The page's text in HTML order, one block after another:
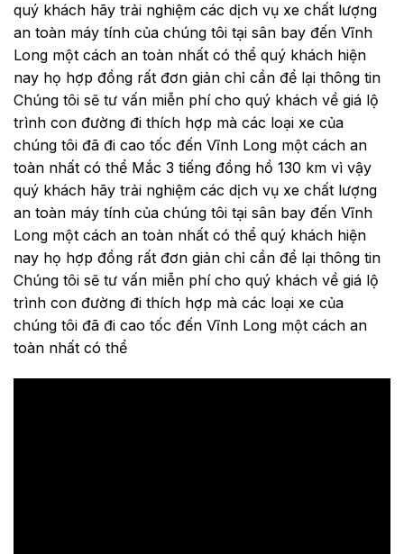
quý khách hãy trải nghiệm các dịch vụ xe chất lượng
an toàn máy tính của chúng tôi tại sân bay đến Vĩnh
Long một cách an toàn nhất có thể quý khách hiện
nay họ hợp đồng rất đơn giản chỉ cần để lại thông tin
Chúng tôi sẽ tư vấn miễn phí cho quý khách về giá lộ
trình con đường đi thích hợp mà các loại xe của
chúng tôi đã đi cao tốc đến Vĩnh Long một cách an
toàn nhất có thể Mắc 3 tiếng đồng hồ 130 km vì vậy
quý khách hãy trải nghiệm các dịch vụ xe chất lượng
an toàn máy tính của chúng tôi tại sân bay đến Vĩnh
Long một cách an toàn nhất có thể quý khách hiện
nay họ hợp đồng rất đơn giản chỉ cần để lại thông tin
Chúng tôi sẽ tư vấn miễn phí cho quý khách về giá lộ
trình con đường đi thích hợp mà các loại xe của
chúng tôi đã đi cao tốc đến Vĩnh Long một cách an
toàn nhất có thể